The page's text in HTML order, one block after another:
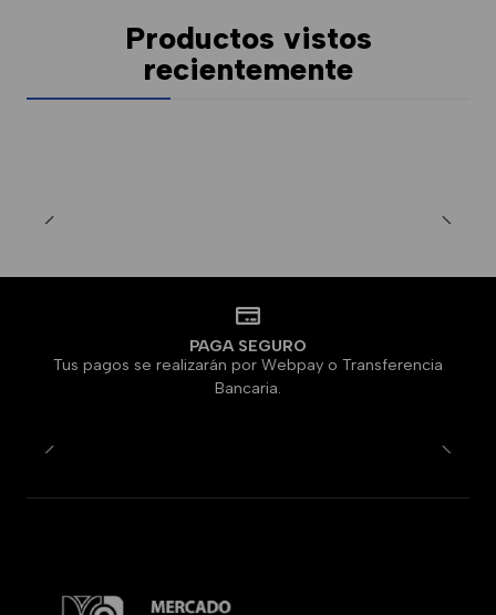
Productos vistos
recientemente
PAGA SEGURO
Tus pagos se realizarán por Webpay o Transferencia
Bancaria.